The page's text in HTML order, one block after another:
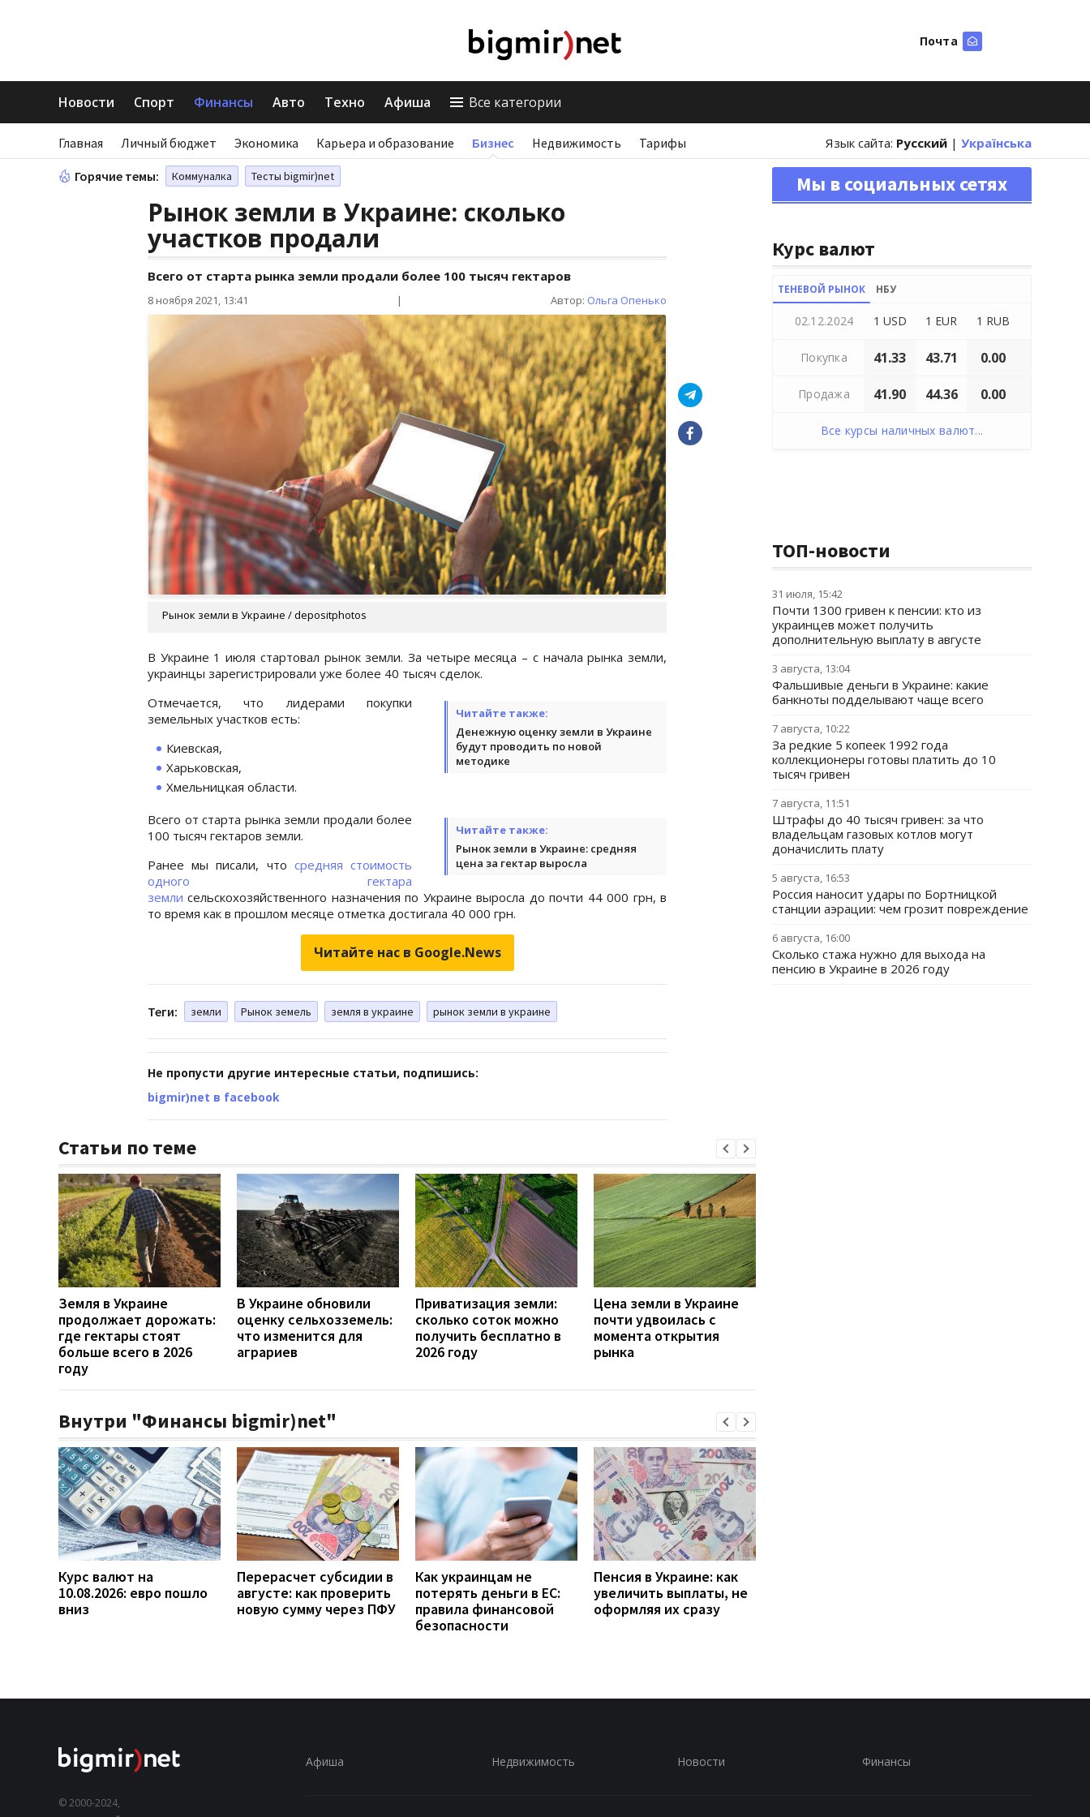
Почта
Новости Спорт Финансы Авто Техно Афиша Все категории
Главная Личный бюджет Экономика Карьера и образование Бизнес Недвижимость Тарифы Язык сайта: Русский | Українська
Горячие темы: Коммуналка Тесты bigmir)net
Рынок земли в Украине: сколько
участков продали
Всего от старта рынка земли продали более 100 тысяч гектаров
8 ноября 2021, 13:41 | Автор: Ольга Опенько
Рынок земли в Украине / depositphotos
В Украине 1 июля стартовал рынок земли. За четыре месяца – с начала рынка земли,
украинцы зарегистрировали уже более 40 тысяч сделок.
Читайте также:
Денежную оценку земли в Украине
будут проводить по новой
методике
Отмечается, что лидерами покупки
земельных участков есть:
Киевская,
Харьковская,
Хмельницкая области.
Читайте также:
Рынок земли в Украине: средняя
цена за гектар выросла
Всего от старта рынка земли продали более
100 тысяч гектаров земли.
Ранее мы писали, что средняя стоимость
одного гектара
земли сельскохозяйственного назначения по Украине выросла до почти 44 000 грн, в
то время как в прошлом месяце отметка достигала 40 000 грн.
Читайте нас в Google.News
Теги: земли Рынок земель земля в украине рынок земли в украине
Не пропусти другие интересные статьи, подпишись:
bigmir)net в facebook
Статьи по теме
Земля в Украине
продолжает дорожать:
где гектары стоят
больше всего в 2026
году
В Украине обновили
оценку сельхозземель:
что изменится для
аграриев
Приватизация земли:
сколько соток можно
получить бесплатно в
2026 году
Цена земли в Украине
почти удвоилась с
момента открытия
рынка
Внутри "Финансы bigmir)net"
Курс валют на
10.08.2026: евро пошло
вниз
Перерасчет субсидии в
августе: как проверить
новую сумму через ПФУ
Как украинцам не
потерять деньги в ЕС:
правила финансовой
безопасности
Пенсия в Украине: как
увеличить выплаты, не
оформляя их сразу
Мы в социальных сетях
Курс валют
ТЕНЕВОЙ РЫНОК НБУ
02.12.2024 1 USD 1 EUR 1 RUB
Покупка 41.33 43.71 0.00
Продажа 41.90 44.36 0.00
Все курсы наличных валют...
ТОП-новости
31 июля, 15:42
Почти 1300 гривен к пенсии: кто из
украинцев может получить
дополнительную выплату в августе
3 августа, 13:04
Фальшивые деньги в Украине: какие
банкноты подделывают чаще всего
7 августа, 10:22
За редкие 5 копеек 1992 года
коллекционеры готовы платить до 10
тысяч гривен
7 августа, 11:51
Штрафы до 40 тысяч гривен: за что
владельцам газовых котлов могут
доначислить плату
5 августа, 16:53
Россия наносит удары по Бортницкой
станции аэрации: чем грозит повреждение
6 августа, 16:00
Сколько стажа нужно для выхода на
пенсию в Украине в 2026 году
© 2000-2024,
Афиша Недвижимость Новости Финансы